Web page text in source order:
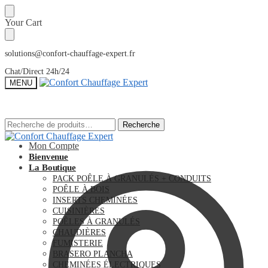
Sauter
à
la
navigation
Skip
to
content
Your Cart
solutions@confort-chauffage-expert.fr
Chat/Direct 24h/24
MENU
Recherche
pour :
Recherche
Mon Compte
Recherche
pour :
Recherche
Bienvenue
La Boutique
PACK POÊLE À GRANULÉS + CONDUITS
POÊLE À BOIS
INSERTS CHEMINÉES
CUISINIÈRES
POÊLES À GRANULÉS
CHAUDIÈRES
FUMISTERIE
BRASERO PLANCHA
CHEMINÉES ÉLECTRIQUES